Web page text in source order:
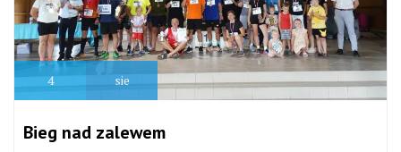
4 sie
Bieg nad zalewem